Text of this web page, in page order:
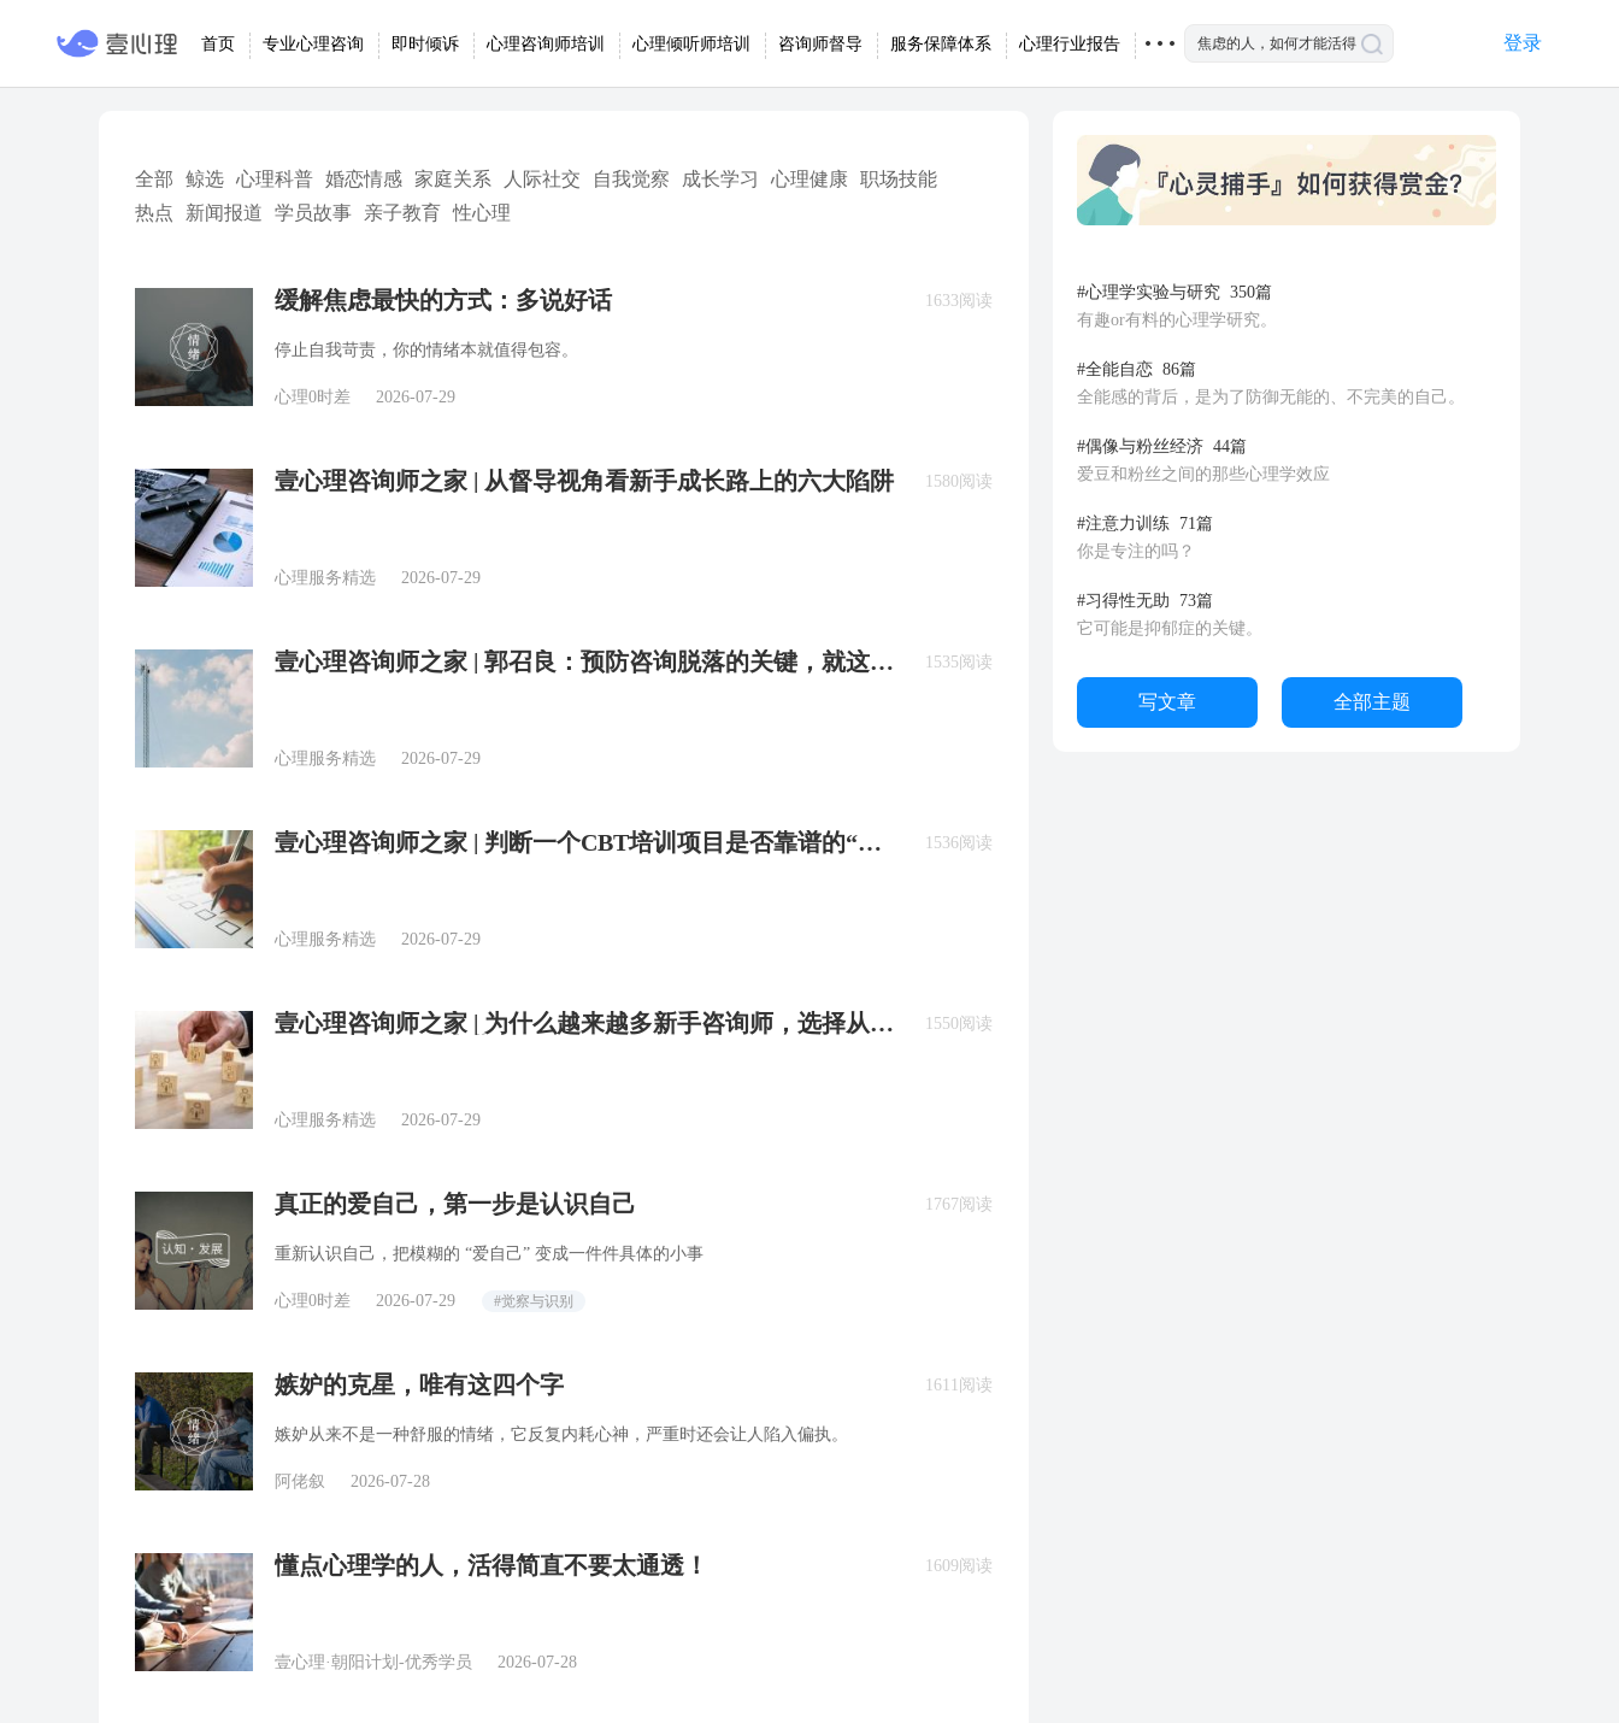
首页 专业心理咨询 即时倾诉 心理咨询师培训 心理倾听师培训 咨询师督导 服务保障体系 心理行业报告 登录
全部 鲸选 心理科普 婚恋情感 家庭关系 人际社交 自我觉察 成长学习 心理健康 职场技能
热点
新闻报道 学员故事 亲子教育 性心理
缓解焦虑最快的方式：多说好话
停止自我苛责，你的情绪本就值得包容。
心理0时差 2026-07-29
1633阅读
壹心理咨询师之家 | 从督导视角看新手成长路上的六大陷阱
心理服务精选 2026-07-29
1580阅读
壹心理咨询师之家 | 郭召良：预防咨询脱落的关键，就这两
心理服务精选 2026-07-29
1535阅读
壹心理咨询师之家 | 判断一个CBT培训项目是否靠谱的“选
心理服务精选 2026-07-29
1536阅读
壹心理咨询师之家 | 为什么越来越多新手咨询师，选择从
心理服务精选 2026-07-29
1550阅读
真正的爱自己，第一步是认识自己
重新认识自己，把模糊的 “爱自己” 变成一件件具体的小事
心理0时差 2026-07-29 #觉察与识别
1767阅读
嫉妒的克星，唯有这四个字
嫉妒从来不是一种舒服的情绪，它反复内耗心神，严重时还会让人陷入偏执。
阿佬叙 2026-07-28
1611阅读
懂点心理学的人，活得简直不要太通透！
壹心理·朝阳计划-优秀学员 2026-07-28
1609阅读
#心理学实验与研究 350篇
有趣or有料的心理学研究。
#全能自恋 86篇
全能感的背后，是为了防御无能的、不完美的自己。
#偶像与粉丝经济 44篇
爱豆和粉丝之间的那些心理学效应
#注意力训练
71篇
你是专注的吗？
#习得性无助
73篇
它可能是抑郁症的关键。
写文章 全部主题